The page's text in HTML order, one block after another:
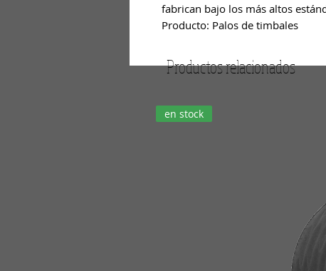
fabrican bajo los más altos
Producto: Palos de timbales
Productos relacionados
en stock